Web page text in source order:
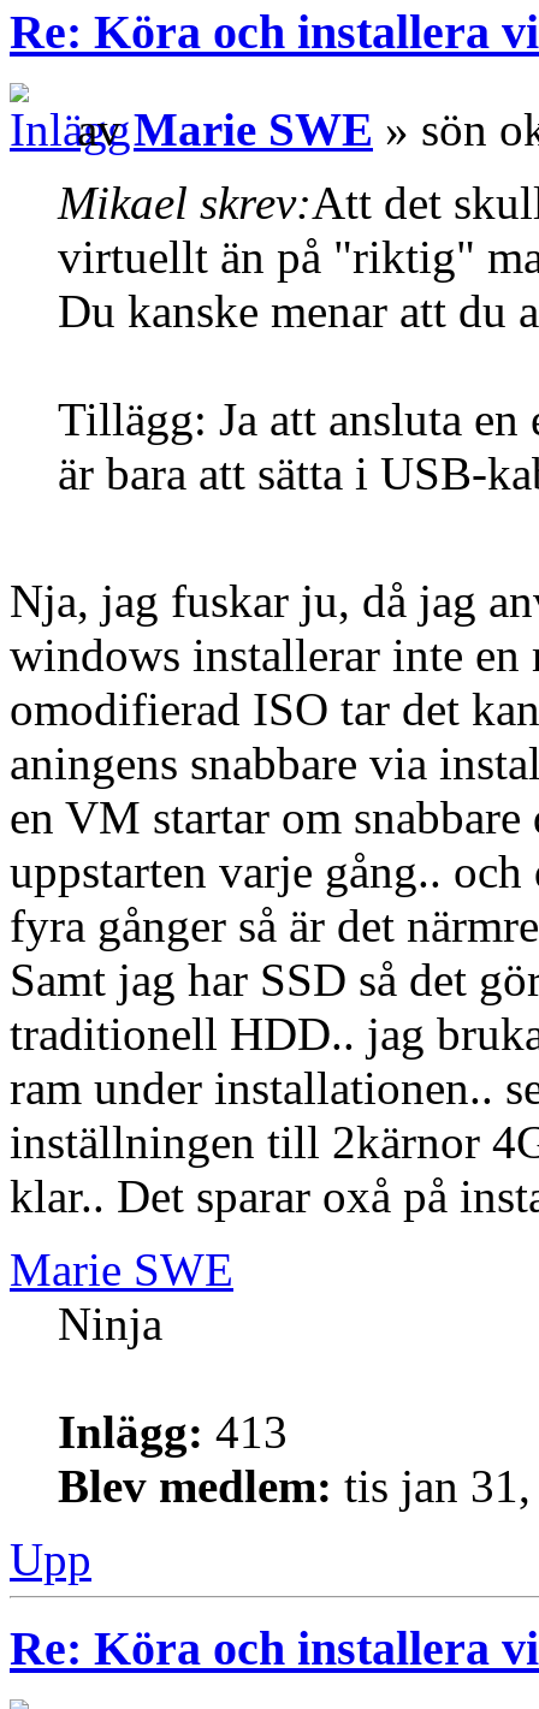
Re: Köra och installera
avMarie SWE » sön
Mikael skrev:Att det
virtuellt än på "riktig"
Du kanske menar att du
Tillägg: Ja att ansluta
är bara att sätta i USB-
Nja, jag fuskar ju, då jag
windows installerar inte en
omodifierad ISO tar det
aningens snabbare via
en VM startar om
uppstarten varje gång..
fyra gånger så är det
Samt jag har SSD så det
traditionell HDD.. jag
ram under installationen..
inställningen till 2kärnor
klar.. Det sparar oxå på
Marie SWE
Ninja
Inlägg: 413
Blev medlem: tis jan
Upp
Re: Köra och installera